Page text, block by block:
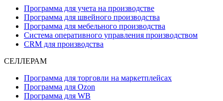
Программа для учета на производстве
Программа для швейного производства
Программа для мебельного производства
Система оперативного управления производством
CRM для производства
СЕЛЛЕРАМ
Программа для торговли на маркетплейсах
Программа для Ozon
Программа для WB